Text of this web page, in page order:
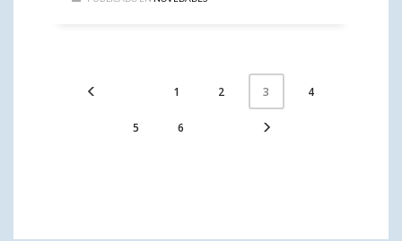
1 2 3 4
5 6